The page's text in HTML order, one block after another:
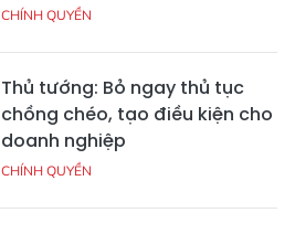
CHÍNH QUYỀN
Thủ tướng: Bỏ ngay thủ tục
chồng chéo, tạo điều kiện cho
doanh nghiệp
CHÍNH QUYỀN